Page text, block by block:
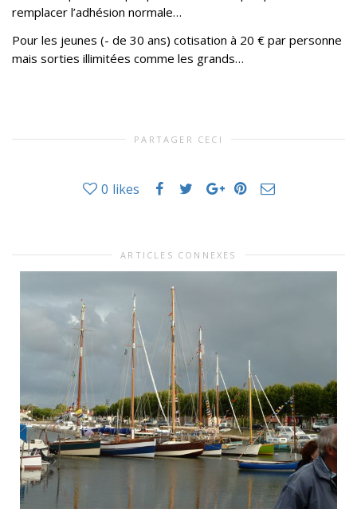
remplacer l’adhésion normale…
Pour les jeunes (- de 30 ans) cotisation à 20 € par personne
mais sorties illimitées comme les grands…
PARTAGER CECI
0 likes
ARTICLES CONNEXES